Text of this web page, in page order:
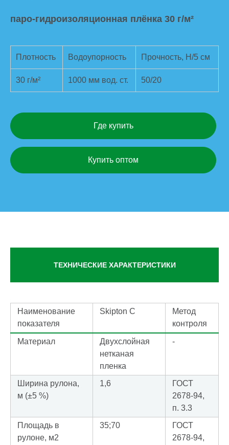
паро-гидроизоляционная плёнка 30 г/м²
Плотность Водоупорность Прочность, Н/5 см
30 г/м² 1000 мм вод. ст. 50/20
Где купить
Купить оптом
ТЕХНИЧЕСКИЕ ХАРАКТЕРИСТИКИ
Наименование
показателя
Skipton С
Метод
контроля
Материал
Двухслойная
нетканая
пленка
-
Ширина рулона,
м (±5 %)
1,6
ГОСТ
2678-94,
п. 3.3
Площадь в
рулоне, м2
35;70
ГОСТ
2678-94,